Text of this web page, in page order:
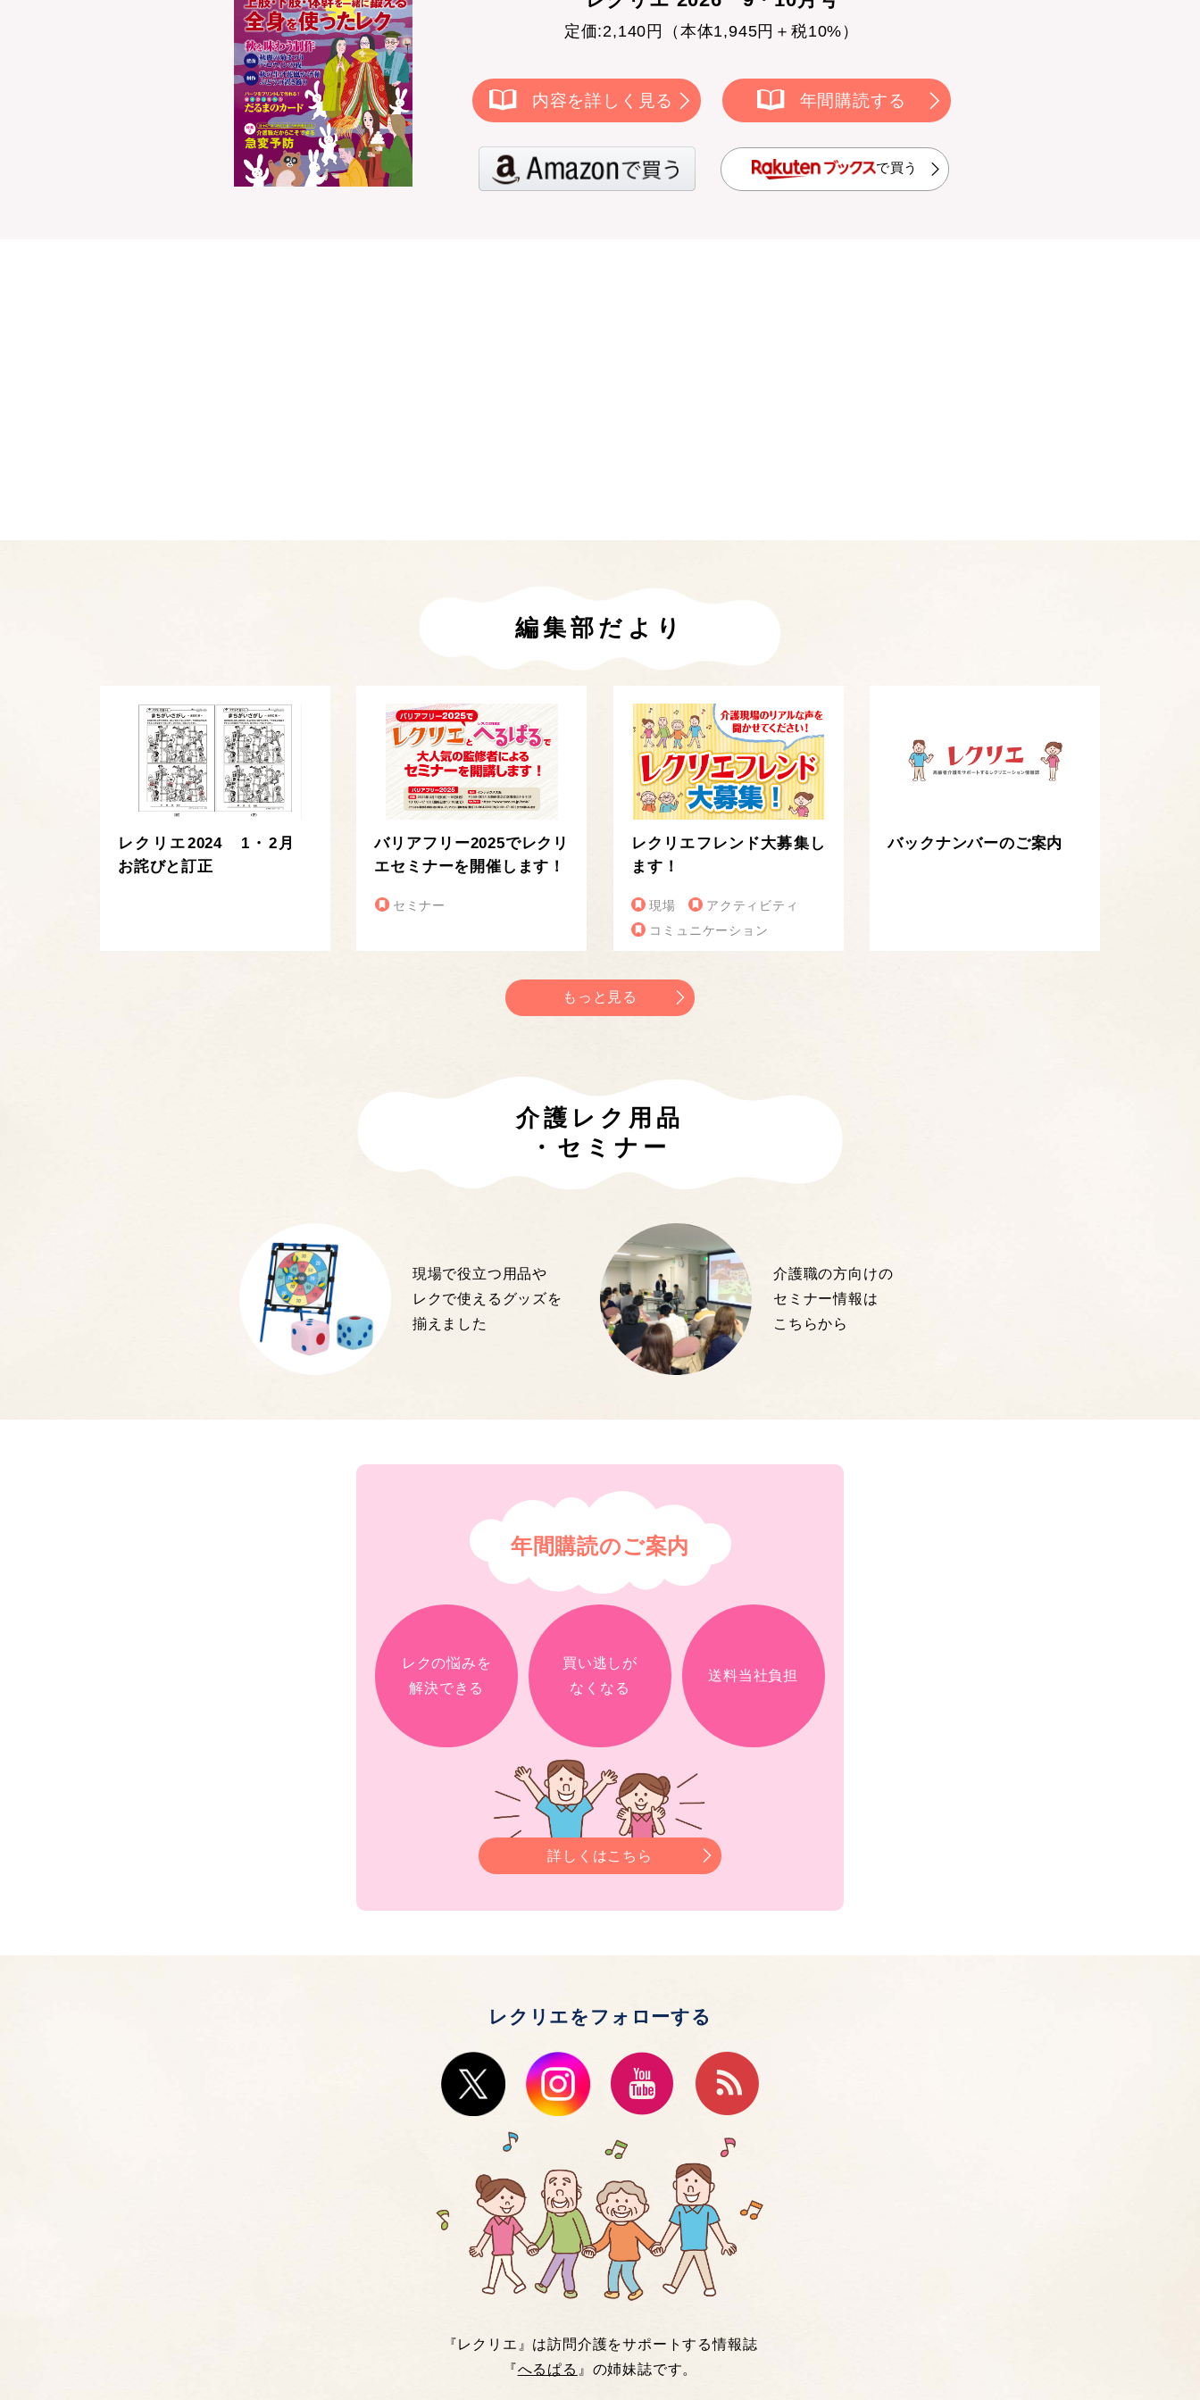
定価:2,140円（本体1,945円＋税10%）
内容を詳しく見る 年間購読する
で買う
編集部だより
レクリエ2024 1・2月
お詫びと訂正
バリアフリー2025でレクリ
エセミナーを開催します！
セミナー
レクリエフレンド大募集し
ます！
現場
アクティビティ
コミュニケーション
バックナンバーのご案内
もっと見る
介護レク用品
・セミナー
現場で役立つ用品や
レクで使えるグッズを
揃えました
介護職の方向けの
セミナー情報は
こちらから
年間購読のご案内
レクの悩みを
解決できる
買い逃しが
なくなる
送料当社負担
詳しくはこちら
レクリエをフォローする
『レクリエ』は訪問介護をサポートする情報誌
『へるぱる 』の姉妹誌です。